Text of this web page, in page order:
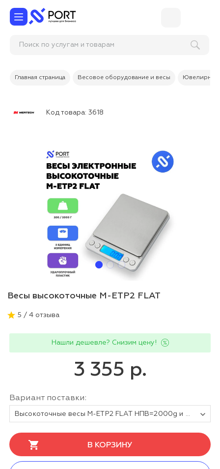
Поиск по услугам и товарам
Главная страница Весовое оборудование и весы Ювелирные
Код товара: 3618
Весы высокоточные M-ETP2 FLAT
5 / 4 отзыва
Нашли дешевле? Снизим цену!
3 355 р.
Вариант поставки:
Высокоточные весы M-ETP2 FLAT НПВ=2000g и d=0,1g
В КОРЗИНУ